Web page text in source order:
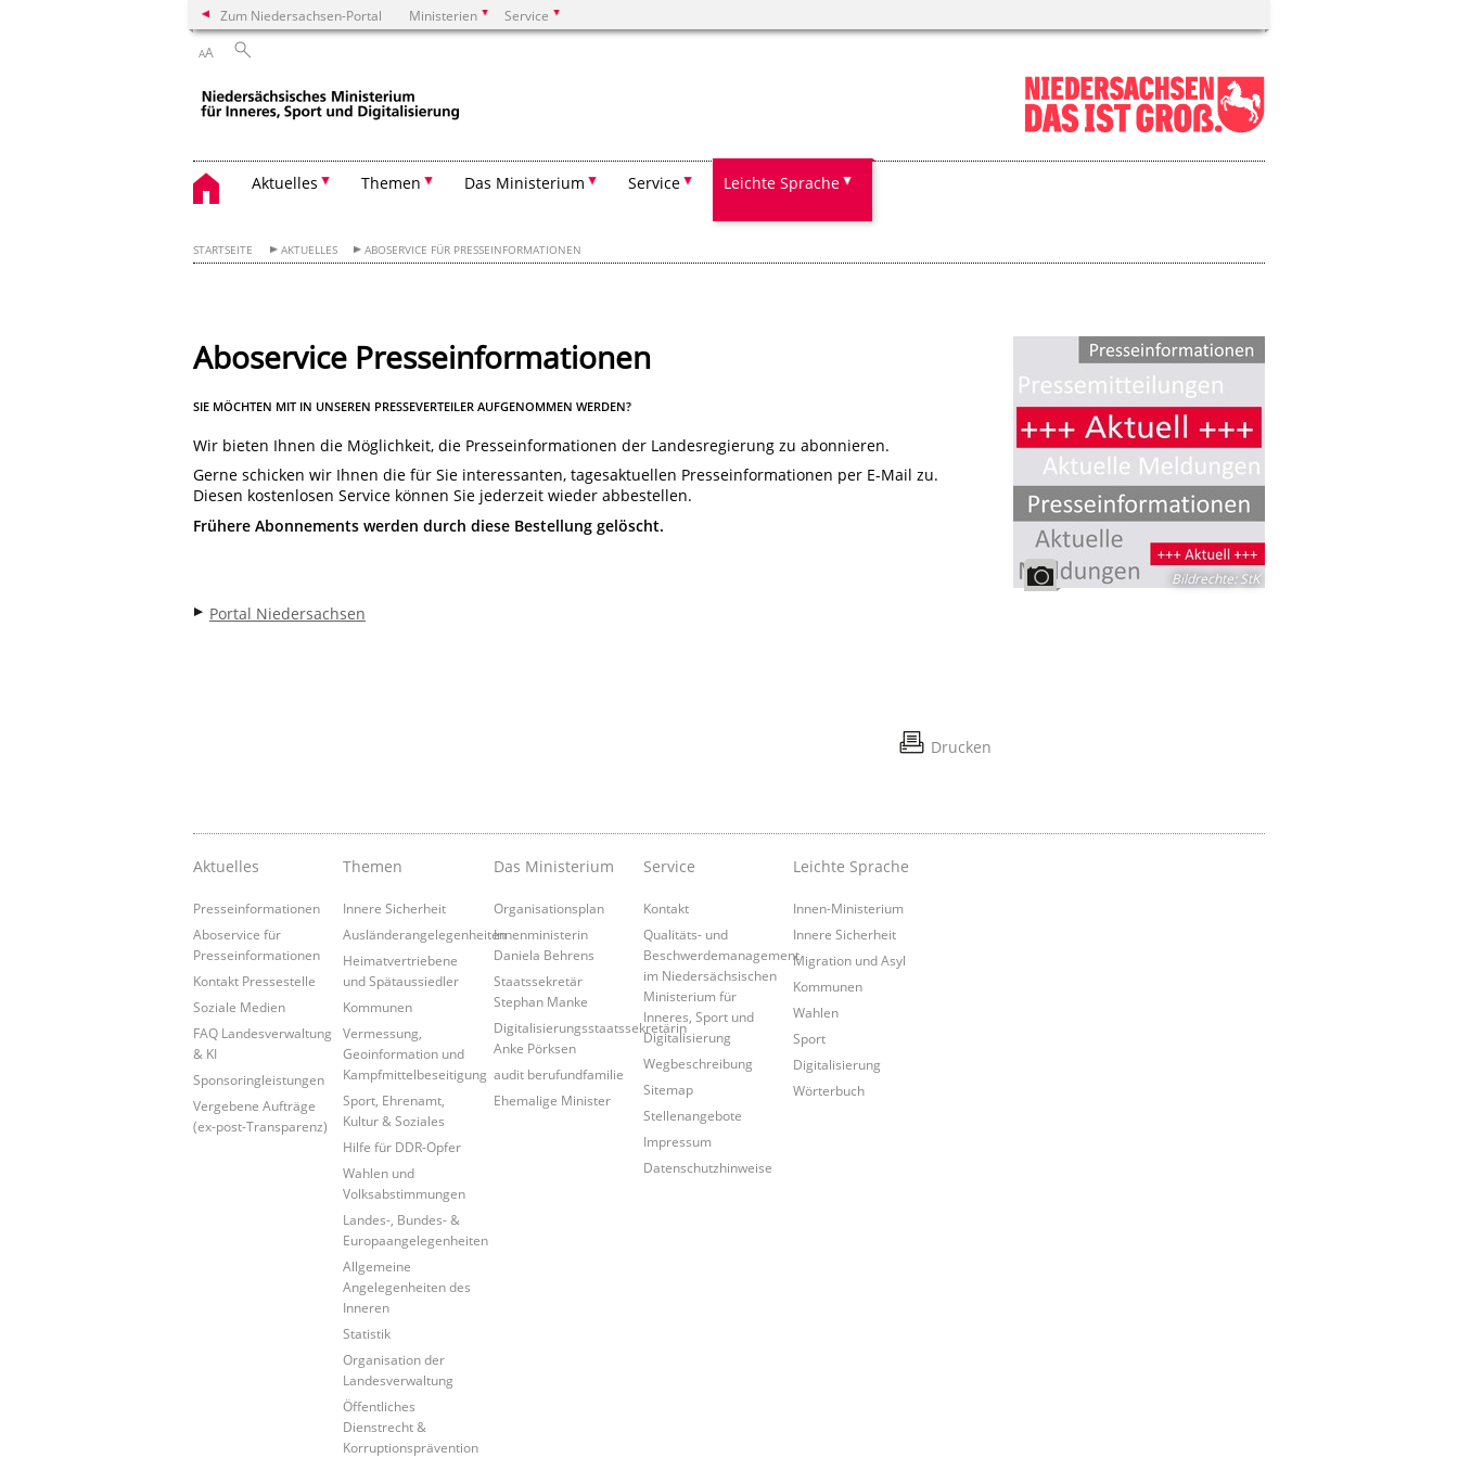
Zum Niedersachsen-Portal Ministerien Service
AA
Aktuelles Themen Das Ministerium Service Leichte Sprache
STARTSEITE AKTUELLES ABOSERVICE FÜR PRESSEINFORMATIONEN
Aboservice Presseinformationen
SIE MÖCHTEN MIT IN UNSEREN PRESSEVERTEILER AUFGENOMMEN WERDEN?
Wir bieten Ihnen die Möglichkeit, die Presseinformationen der Landesregierung zu abonnieren.
Gerne schicken wir Ihnen die für Sie interessanten, tagesaktuellen Presseinformationen per E-Mail zu.
Diesen kostenlosen Service können Sie jederzeit wieder abbestellen.
Frühere Abonnements werden durch diese Bestellung gelöscht.
Portal Niedersachsen
Drucken
Bildrechte:StK
Aktuelles
Presseinformationen
Aboservice für
Presseinformationen
Kontakt Pressestelle
Soziale Medien
FAQ Landesverwaltung
& KI
Sponsoringleistungen
Vergebene Aufträge
(ex-post-Transparenz)
Themen
Innere Sicherheit
Ausländerangelegenheiten
Heimatvertriebene
und Spätaussiedler
Kommunen
Vermessung,
Geoinformation und
Kampfmittelbeseitigung
Sport, Ehrenamt,
Kultur & Soziales
Hilfe für DDR-Opfer
Wahlen und
Volksabstimmungen
Landes-, Bundes- &
Europaangelegenheiten
Allgemeine
Angelegenheiten des
Inneren
Statistik
Organisation der
Landesverwaltung
Öffentliches
Dienstrecht &
Korruptionsprävention
Das Ministerium
Organisationsplan
Innenministerin
Daniela Behrens
Staatssekretär
Stephan Manke
Digitalisierungsstaatssekretärin
Anke Pörksen
audit berufundfamilie
Ehemalige Minister
Service
Kontakt
Qualitäts- und
Beschwerdemanagement
im Niedersächsischen
Ministerium für
Inneres, Sport und
Digitalisierung
Wegbeschreibung
Sitemap
Stellenangebote
Impressum
Datenschutzhinweise
Leichte Sprache
Innen-Ministerium
Innere Sicherheit
Migration und Asyl
Kommunen
Wahlen
Sport
Digitalisierung
Wörterbuch